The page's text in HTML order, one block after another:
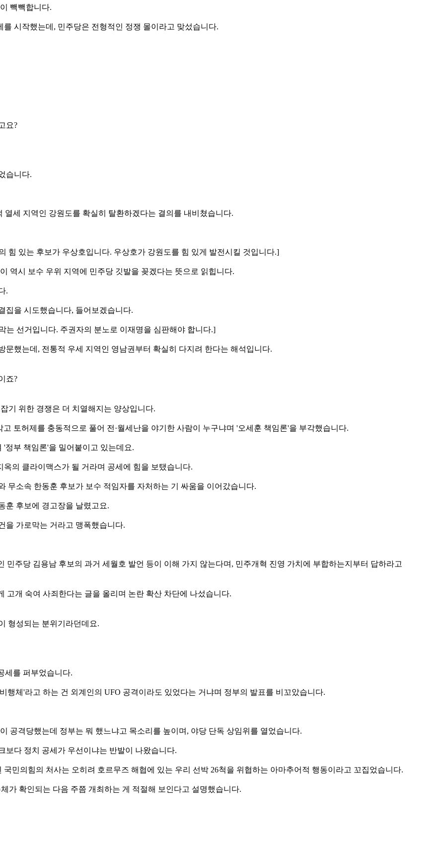
빽빽합니다.
시작했는데, 민주당은 전형적인 정쟁 몰이라고 맞섰습니다.
요?
습니다.
세 지역인 강원도를 확실히 탈환하겠다는 결의를 내비쳤습니다.
힘 있는 후보가 우상호입니다. 우상호가 강원도를 힘 있게 발전시킬 것입니다.]
역시 보수 우위 지역에 민주당 깃발을 꽂겠다는 뜻으로 읽힙니다.
.
집을 시도했습니다, 들어보겠습니다.
는 선거입니다. 주권자의 분노로 이재명을 심판해야 합니다.]
했는데, 전통적 우세 지역인 영남권부터 확실히 다지려 한다는 해석입니다.
죠?
기 위한 경쟁은 더 치열해지는 양상입니다.
토허제를 충동적으로 풀어 전·월세난을 야기한 사람이 누구냐며 '오세훈 책임론'을 부각했습니다.
정부 책임론'을 밀어붙이고 있는데요.
의 클라이맥스가 될 거라며 공세에 힘을 보탰습니다.
무소속 한동훈 후보가 보수 적임자를 자처하는 기 싸움을 이어갔습니다.
훈 후보에 경고장을 날렸고요.
을 가로막는 거라고 맹폭했습니다.
주당 김용남 후보의 과거 세월호 발언 등이 이해 가지 않는다며, 민주개혁 진영 가치에 부합하는지부터 답하라고
고개 숙여 사죄한다는 글을 올리며 논란 확산 차단에 나섰습니다.
형성되는 분위기라던데요.
세를 퍼부었습니다.
체'라고 하는 건 외계인의 UFO 공격이라도 있었다는 거냐며 정부의 발표를 비꼬았습니다.
공격당했는데 정부는 뭐 했느냐고 목소리를 높이며, 야당 단독 상임위를 열었습니다.
보다 정치 공세가 우선이냐는 반발이 나왔습니다.
민의힘의 처사는 오히려 호르무즈 해협에 있는 우리 선박 26척을 위협하는 아마추어적 행동이라고 꼬집었습니다.
가 확인되는 다음 주쯤 개최하는 게 적절해 보인다고 설명했습니다.